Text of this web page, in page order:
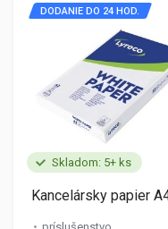
Skladom: 5+ ks
DODANIE DO 24 HOD.
Kancelársky papier
príslušenstvo